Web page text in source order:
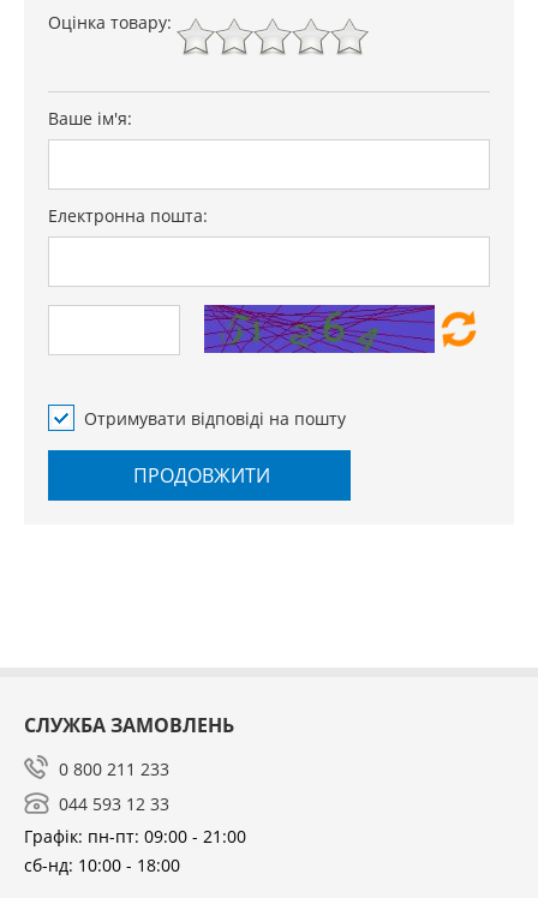
Оцінка товару:
Ваше ім'я:
Електронна пошта:
Отримувати відповіді на пошту
ПРОДОВЖИТИ
СЛУЖБА ЗАМОВЛЕНЬ
0 800 211 233
044 593 12 33
Графік: пн-пт: 09:00 - 21:00
сб-нд: 10:00 - 18:00